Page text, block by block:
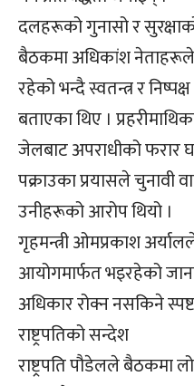
दलहरूको गुनासो र
बैठकमा अधिकांश
रहेको भन्दै स्वतन्त्र र
बताएका थिए ।
जेलबाट अपराधीको फरार
पक्राउका प्रयासले चुनावी
उनीहरूको आरोप थियो ।
गृहमन्त्री ओमप्रकाश
आयोगमार्फत भइरहेको
अधिकार रोक्न नसकिने
राष्ट्रपतिको सन्देश
राष्ट्रपति पौडेलले बैठकमा